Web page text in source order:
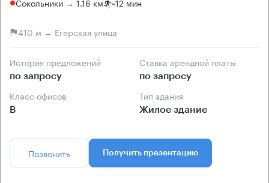
410 м → Егерская улица
История предложений
по запросу
Ставка арендной платы
по запросу
Класс офисов
B
Тип здания
Жилое здание
Позвонить Получить презентацию